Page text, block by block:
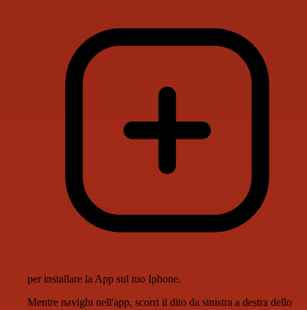
per installare la App sul tuo Iphone.
Mentre navighi nell'app, scorri il dito da sinistra a destra dello